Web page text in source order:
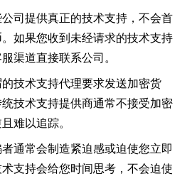
司提供真正的技术支持，不会首
如果您收到未经请求的技术支持
渠道直接联系公司。
技术支持代理要求发送加密货
技术支持提供商通常不接受加密
难以追踪。
通常会制造紧迫感或迫使您立即
支持会给您时间思考，不会迫使